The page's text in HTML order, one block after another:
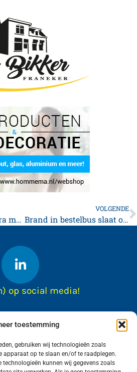
toestemming
gebruiken wij technologieën zoals
apparaat op te slaan en/of te raadplegen.
technologieën kunnen wij gegevens zoals
Lezing Hylke Speerstra met verkoop eerste drukken van boeken uit eigen collectie van de schrijver
VOLGENDE
Brand in bestelbus slaat over naar carport, schuur en woning in Winsum
op social media!